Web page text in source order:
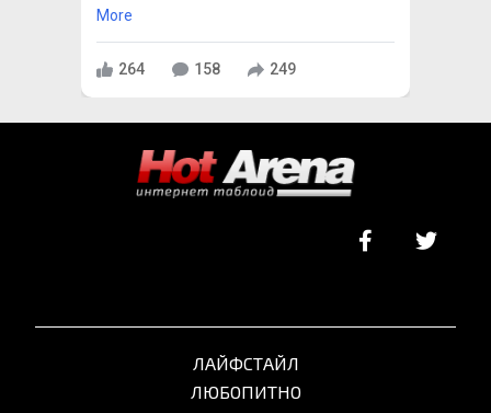
More
264 158 249
ЛАЙФСТАЙЛ
ЛЮБОПИТНО